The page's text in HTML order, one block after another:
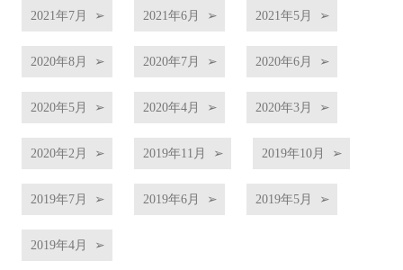
2021年7月 2021年6月 2021年5月
2020年8月 2020年7月 2020年6月
2020年5月 2020年4月 2020年3月
2020年2月 2019年11月 2019年10月
2019年7月 2019年6月 2019年5月
2019年4月